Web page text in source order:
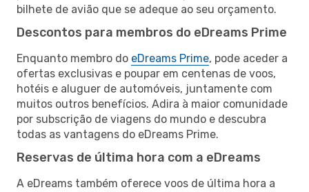
bilhete de avião que se adeque ao seu orçamento.
Descontos para membros do eDreams Prime
Enquanto membro do eDreams Prime, pode aceder a
ofertas exclusivas e poupar em centenas de voos,
hotéis e aluguer de automóveis, juntamente com
muitos outros benefícios. Adira à maior comunidade
por subscrição de viagens do mundo e descubra
todas as vantagens do eDreams Prime.
Reservas de última hora com a eDreams
A eDreams também oferece voos de última hora a